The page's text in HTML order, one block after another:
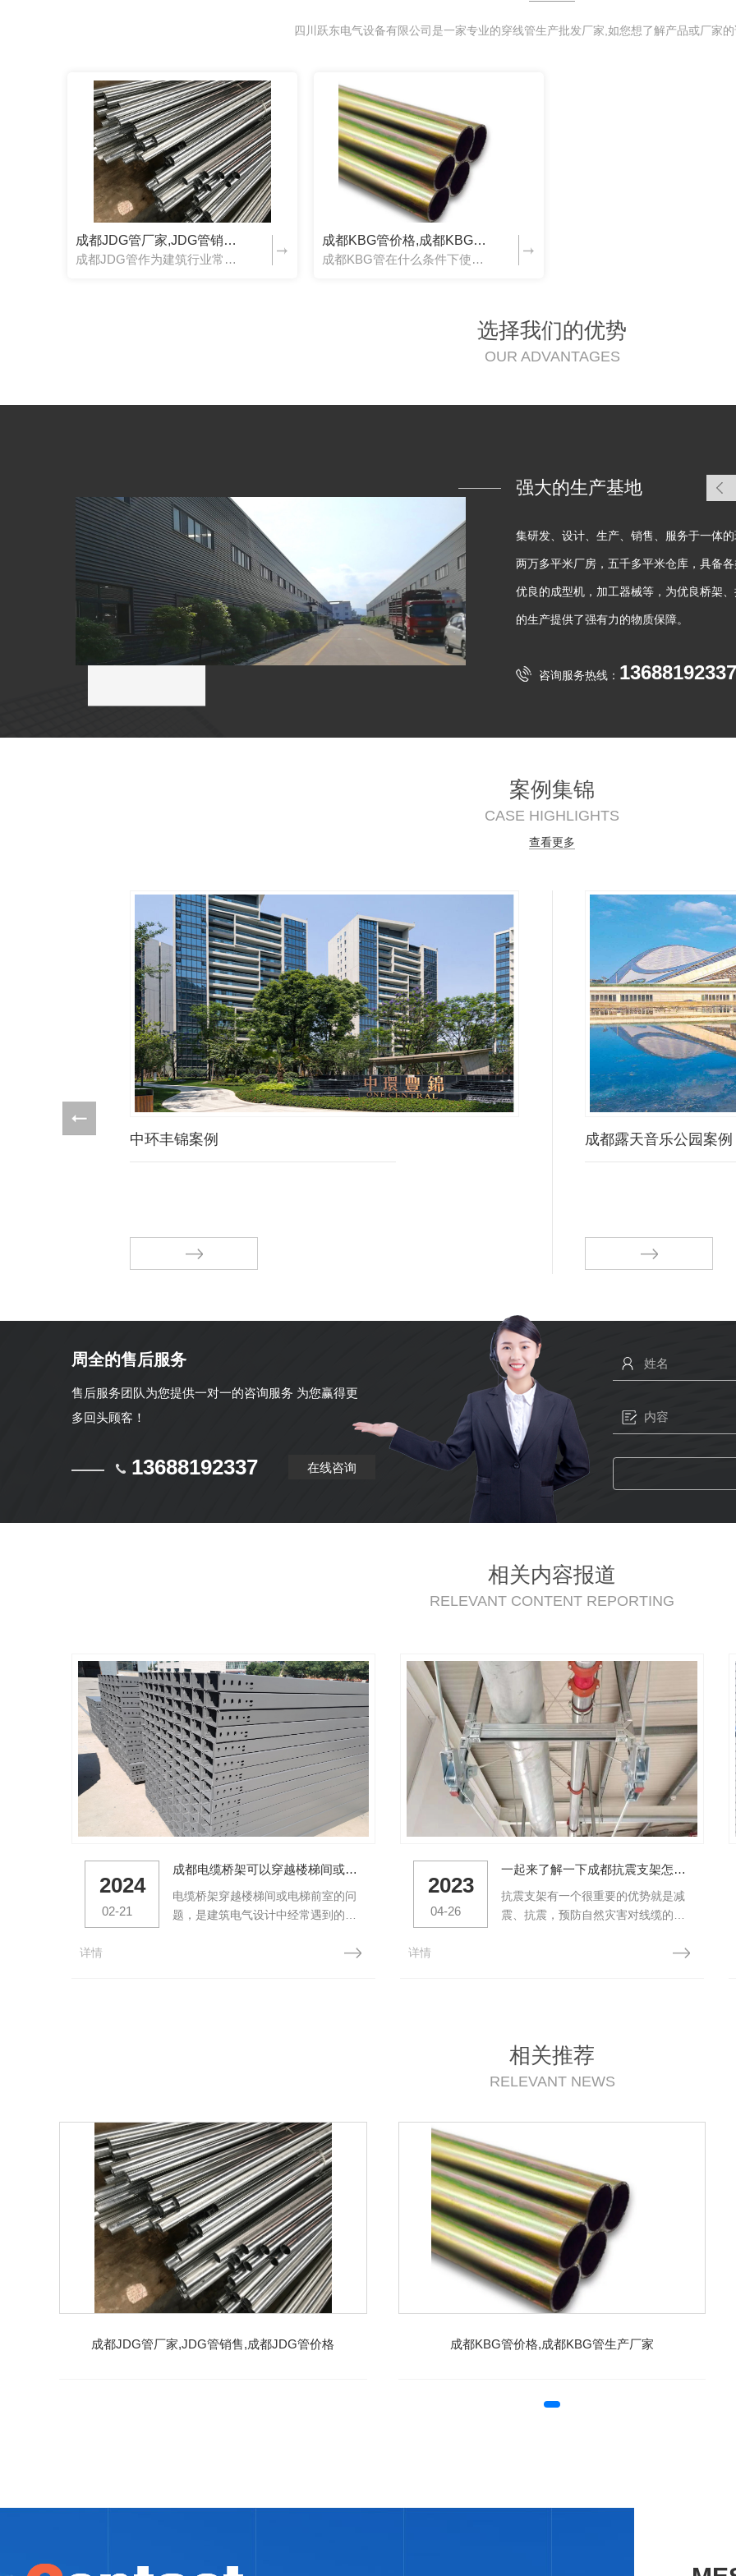
四川跃东电气设备有限公司是一家专业的穿线管生产批发厂家,如您想了解产品或厂家
成都JDG管厂家,JDG管销售,成都JDG管价格
成都JDG管作为建筑行业常用的穿线管之一，给建筑带来了很好的协助和材料提供，那么大家对于JDG管的了解有多少呢？下面一起来看看吧：1、选材精当：JDG金属穿线管及系列产品均采用钢材，经过加工而成的，双...
成都KBG管价格,成都KBG管生产厂家
成都KBG管在什么条件下使用比较好，小编给大家分享一下：金属穿线管是用来承载电线电缆不被外界的环境所干扰的，**着正常的通电情况。其中KBG金属穿线管 是当下流行的一种新研发的管材，采用新型环保材料制...
选择我们的优势
OUR ADVANTAGES
强大的生产基地
集研发、设计、生产、销售、服务于一体
两万多平米厂房，五千多平米仓库，具备
优良的成型机，加工器械等，为优良桥架
的生产提供了强有力的物质保障。
咨询服务热线： 13688192337
案例集锦
CASE HIGHLIGHTS
查看更多
中环丰锦案例 成都露天音乐公园案例
周全的售后服务
售后服务团队为您提供一对一的咨询服务 为您赢得更
多回头顾客！
13688192337 在线咨询
相关内容报道
RELEVANT CONTENT REPORTING
2024
02-21
成都电缆桥架可以穿越楼梯间或电梯前室吗？这篇文章给你说清楚
电缆桥架穿越楼梯间或电梯前室的问
题，是建筑电气设计中经常遇到的一
术问题，更关系到施工过程中的 与规
详情
2023
04-26
一起来了解一下成都抗震支架怎么科学的布置抗震节点
抗震支架有一个很重要的优势就是减
震、抗震，预防自然灾害对线缆的损
高一些，对支架的抗震节点有一定要
点就要能够设置在直管道的两端位置
上，以增加良好的抗震固定机能。...
详情
相关推荐
RELEVANT NEWS
成都JDG管厂家,JDG管销售,成都JDG管价格 成都KBG管价格,成都KBG管生产厂家